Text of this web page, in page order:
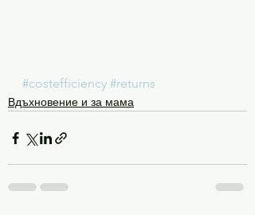
#costefficiency #returns
Вдъхновение и за мама